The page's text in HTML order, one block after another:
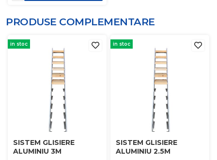
PRODUSE COMPLEMENTARE
in stoc
SISTEM GLISIERE
ALUMINIU 3M
in stoc
SISTEM GLISIERE
ALUMINIU 2.5M